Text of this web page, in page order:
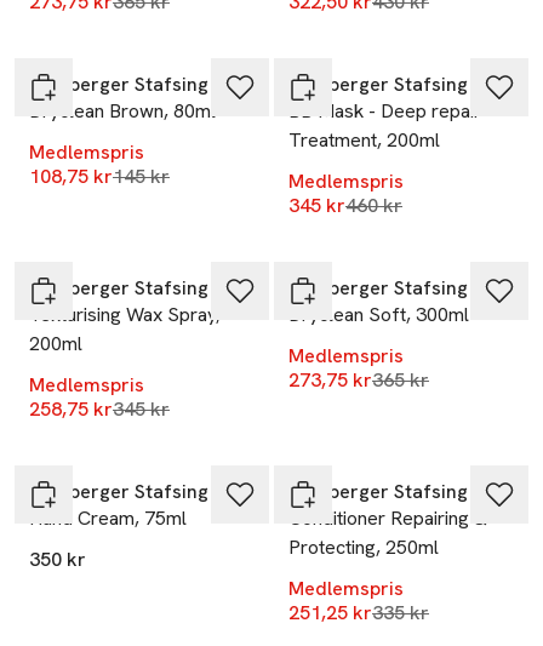
Lernberger Stafsing
Dryclean Brown, 80ml
Medlemspris
108,75 krLägsta pris 30 dagar
145 kr
Lernberger Stafsing
BB Mask - Deep repair
Treatment, 200ml
Medlemspris
345 krLägsta pris 30 dagar
460 kr
Lernberger Stafsing
Texturising Wax Spray,
200ml
Medlemspris
258,75 krLägsta pris 30 dagar
345 kr
Lernberger Stafsing
Dryclean Soft, 300ml
Medlemspris
273,75 krLägsta pris 30
365 kr
Lernberger Stafsing
Hand Cream, 75ml
350 kr
Lernberger Stafsing
Conditioner Repairing &
Protecting, 250ml
Medlemspris
251,25 krLägsta pris 30
335 kr